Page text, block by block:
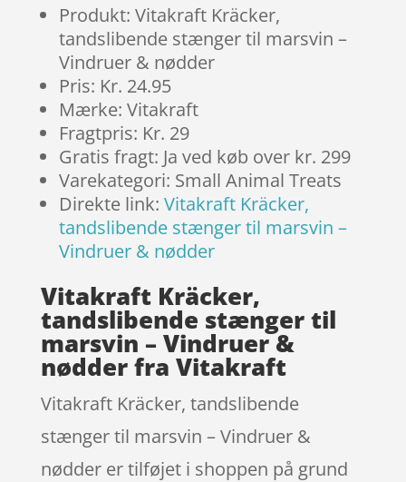
Produkt: Vitakraft Kräcker,
tandslibende stænger til marsvin –
Vindruer & nødder
Pris: Kr. 24.95
Mærke: Vitakraft
Fragtpris: Kr. 29
Gratis fragt: Ja ved køb over kr. 299
Varekategori: Small Animal Treats
Direkte link: Vitakraft Kräcker,
tandslibende stænger til marsvin –
Vindruer & nødder
Vitakraft Kräcker,
tandslibende stænger til
marsvin – Vindruer &
nødder fra Vitakraft
Vitakraft Kräcker, tandslibende
stænger til marsvin – Vindruer &
nødder er tilføjet i shoppen på grund